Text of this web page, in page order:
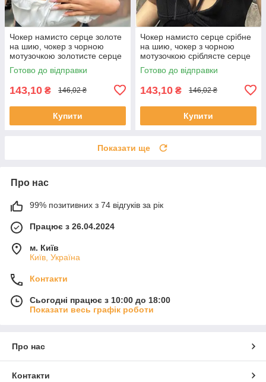
Чокер намисто серце золоте
на шию, чокер з чорною
мотузочкою золотисте серце
Готово до відправки
143,10 ₴ 146,02 ₴
Купити
Чокер намисто серце срібне
на шию, чокер з чорною
мотузочкою сріблясте серце
Готово до відправки
143,10 ₴ 146,02 ₴
Купити
Показати ще
Про нас
99% позитивних з 74 відгуків за рік
Працює з 26.04.2024
м. Київ
Київ, Україна
Контакти
Сьогодні працює з 10:00 до 18:00
Показати весь графік роботи
Про нас
Контакти